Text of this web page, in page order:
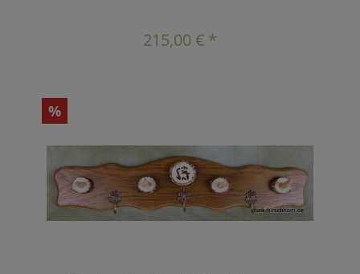
215,00 € *
In den Warenkorb
%